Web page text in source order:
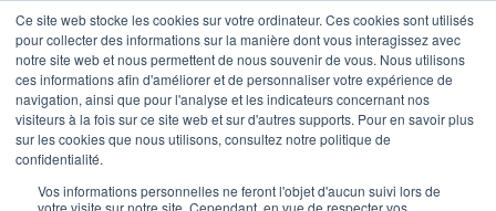
Ce site web stocke les cookies sur votre ordinateur. Ces cookies sont utilisés
pour collecter des informations sur la manière dont vous interagissez avec
notre site web et nous permettent de nous souvenir de vous. Nous utilisons
ces informations afin d'améliorer et de personnaliser votre expérience de
navigation, ainsi que pour l'analyse et les indicateurs concernant nos
visiteurs à la fois sur ce site web et sur d'autres supports. Pour en savoir plus
sur les cookies que nous utilisons, consultez notre politique de
confidentialité.
Vos informations personnelles ne feront l'objet d'aucun suivi lors de
votre visite sur notre site. Cependant, en vue de respecter vos